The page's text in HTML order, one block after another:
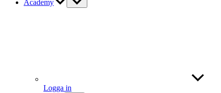
Academy
Logga in